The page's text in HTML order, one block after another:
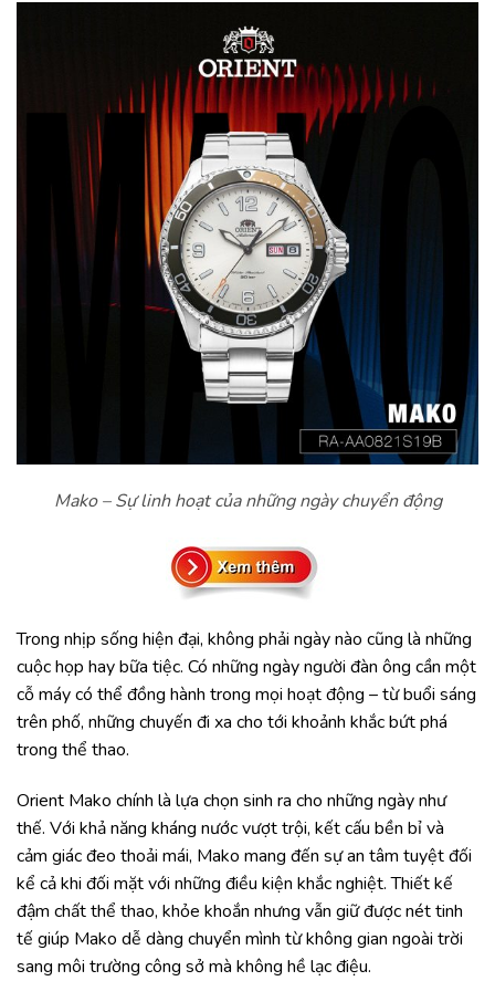
Mako – Sự linh hoạt của những ngày chuyển động
Trong nhịp sống hiện đại, không phải ngày nào cũng là những
cuộc họp hay bữa tiệc. Có những ngày người đàn ông cần một
cỗ máy có thể đồng hành trong mọi hoạt động – từ buổi sáng
trên phố, những chuyến đi xa cho tới khoảnh khắc bứt phá
trong thể thao.
Orient Mako chính là lựa chọn sinh ra cho những ngày như
thế. Với khả năng kháng nước vượt trội, kết cấu bền bỉ và
cảm giác đeo thoải mái, Mako mang đến sự an tâm tuyệt đối
kể cả khi đối mặt với những điều kiện khắc nghiệt. Thiết kế
đậm chất thể thao, khỏe khoắn nhưng vẫn giữ được nét tinh
tế giúp Mako dễ dàng chuyển mình từ không gian ngoài trời
sang môi trường công sở mà không hề lạc điệu.